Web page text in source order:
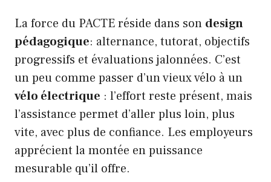
La force du PACTE réside dans son design
pédagogique: alternance, tutorat, objectifs
progressifs et évaluations jalonnées. C’est
un peu comme passer d’un vieux vélo à un
vélo électrique : l’effort reste présent, mais
l’assistance permet d’aller plus loin, plus
vite, avec plus de confiance. Les employeurs
apprécient la montée en puissance
mesurable qu’il offre.